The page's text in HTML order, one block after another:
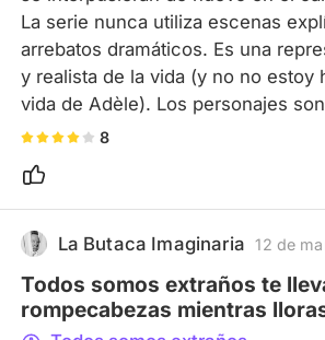
La serie nunca utiliza escenas
arrebatos dramáticos. Es una
y realista de la vida (y no no estoy
vida de Adèle). Los personajes son
increíblemente cercanos y hasta
condiciones con los grupos
me hace esperar con ansias la
temporada.
8
La Butaca Imaginaria 12 de
Todos somos extraños te
rompecabezas mientras